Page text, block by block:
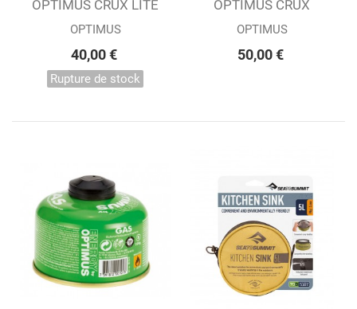
OPTIMUS CRUX LITE
OPTIMUS
40,00 €
Rupture de stock
OPTIMUS CRUX
OPTIMUS
50,00 €